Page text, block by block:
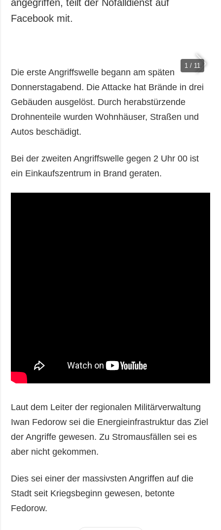
angegriffen, teilt der Nofalldienst auf
Facebook mit.
1 / 11
Die erste Angriffswelle begann am späten
Donnerstagabend. Die Attacke hat Brände in drei
Gebäuden ausgelöst. Durch herabstürzende
Drohnenteile wurden Wohnhäuser, Straßen und
Autos beschädigt.
Bei der zweiten Angriffswelle gegen 2 Uhr 00 ist
ein Einkaufszentrum in Brand geraten.
Laut dem Leiter der regionalen Militärverwaltung
Iwan Fedorow sei die Energieinfrastruktur das Ziel
der Angriffe gewesen. Zu Stromausfällen sei es
aber nicht gekommen.
Dies sei einer der massivsten Angriffen auf die
Stadt seit Kriegsbeginn gewesen, betonte
Fedorow.